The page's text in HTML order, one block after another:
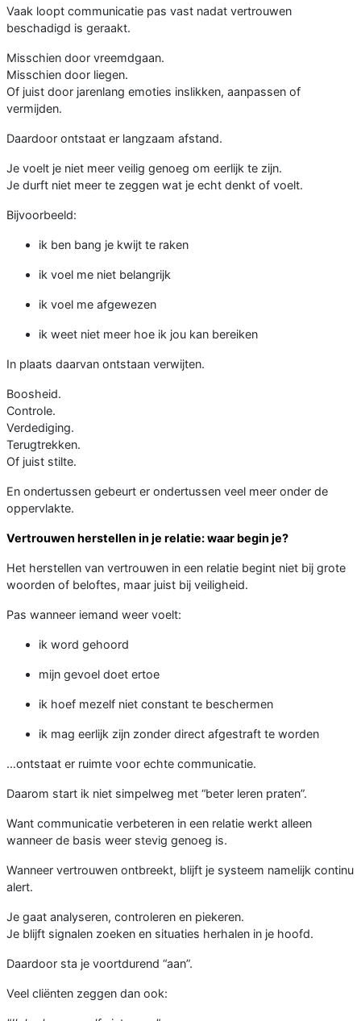
Vaak loopt communicatie pas vast nadat vertrouwen
beschadigd is geraakt.
Misschien door vreemdgaan.
Misschien door liegen.
Of juist door jarenlang emoties inslikken, aanpassen of
vermijden.
Daardoor ontstaat er langzaam afstand.
Je voelt je niet meer veilig genoeg om eerlijk te zijn.
Je durft niet meer te zeggen wat je echt denkt of voelt.
Bijvoorbeeld:
ik ben bang je kwijt te raken
ik voel me niet belangrijk
ik voel me afgewezen
ik weet niet meer hoe ik jou kan bereiken
In plaats daarvan ontstaan verwijten.
Boosheid.
Controle.
Verdediging.
Terugtrekken.
Of juist stilte.
En ondertussen gebeurt er ondertussen veel meer onder de
oppervlakte.
Vertrouwen herstellen in je relatie: waar begin je?
Het herstellen van vertrouwen in een relatie begint niet bij grote
woorden of beloftes, maar juist bij veiligheid.
Pas wanneer iemand weer voelt:
ik word gehoord
mijn gevoel doet ertoe
ik hoef mezelf niet constant te beschermen
ik mag eerlijk zijn zonder direct afgestraft te worden
…ontstaat er ruimte voor echte communicatie.
Daarom start ik niet simpelweg met “beter leren praten”.
Want communicatie verbeteren in een relatie werkt alleen
wanneer de basis weer stevig genoeg is.
Wanneer vertrouwen ontbreekt, blijft je systeem namelijk continu
alert.
Je gaat analyseren, controleren en piekeren.
Je blijft signalen zoeken en situaties herhalen in je hoofd.
Daardoor sta je voortdurend “aan”.
Veel cliënten zeggen dan ook: